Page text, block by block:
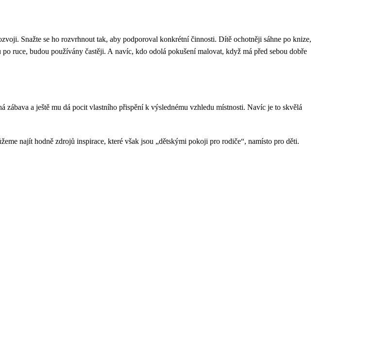
Snažte se ho rozvrhnout tak, aby podporoval konkrétní činnosti. Dítě ochotněji sáhne po knize,
ruce, budou používány častěji. A navíc, kdo odolá pokušení malovat, když má před sebou dobře
a ještě mu dá pocit vlastního přispění k výslednému vzhledu místnosti. Navíc je to skvělá
najít hodně zdrojů inspirace, které však jsou „dětskými pokoji pro rodiče“, namísto pro děti.